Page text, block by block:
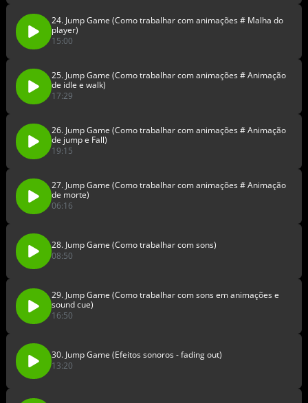
24. Jump Game (Como trabalhar com animações # Malha do
player)
15:00
25. Jump Game (Como trabalhar com animações # Animação
de idle e walk)
17:29
26. Jump Game (Como trabalhar com animações # Animação
de jump e Fall)
19:15
27. Jump Game (Como trabalhar com animações # Animação
de morte)
06:16
28. Jump Game (Como trabalhar com sons)
08:50
29. Jump Game (Como trabalhar com sons em animações e
sound cue)
16:50
30. Jump Game (Efeitos sonoros - fading out)
13:20